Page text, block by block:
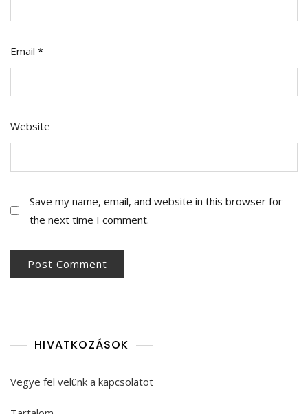
Email *
Website
Save my name, email, and website in this browser for
the next time I comment.
HIVATKOZÁSOK
Vegye fel velünk a kapcsolatot